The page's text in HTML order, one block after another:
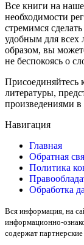
Все книги на
необходимости
стремимся
удобным для всех
образом, вы
не беспокоясь о
Присоединяйтесь
литературы,
произведениями
Навигация
Главная
Обратная
Политика
Обработка
Вся информация, на
информационно-
содержат